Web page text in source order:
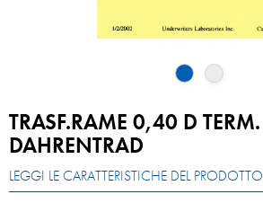
TRASF.RAME 0,40 D TERM.
DAHRENTRAD
LEGGI LE CARATTERISTICHE DEL PRODOTTO